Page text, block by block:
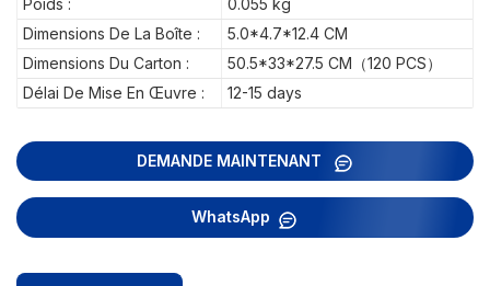
Dimensions De La Boîte :
5.0*4.7*12.4 CM
Dimensions Du Carton :
50.5*33*27.5 CM（120 PCS）
Délai De Mise En Œuvre :
12-15 days
DEMANDE MAINTENANT
WhatsApp